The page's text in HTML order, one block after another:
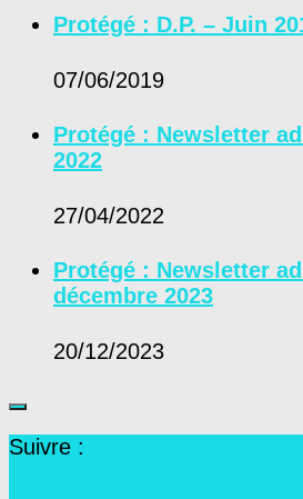
Protégé : D.P. – Juin
07/06/2019
Protégé : Newsletter
2022
27/04/2022
Protégé : Newsletter
décembre 2023
20/12/2023
Suivre :